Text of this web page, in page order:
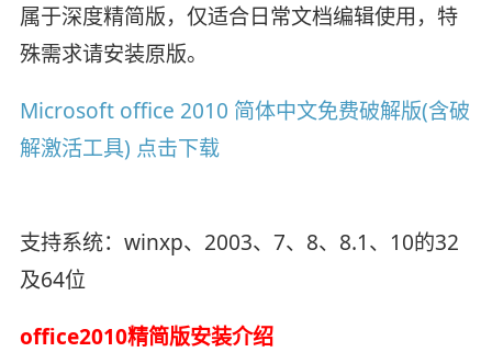
属于深度精简版，仅适合日常文档编辑使用，特
殊需求请安装原版。
Microsoft office 2010 简体中文免费破解版(含破
解激活工具) 点击下载
支持系统：winxp、2003、7、8、8.1、10的32
及64位
office2010精简版安装介绍